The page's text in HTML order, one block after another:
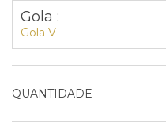
Gola :
Gola V
QUANTIDADE